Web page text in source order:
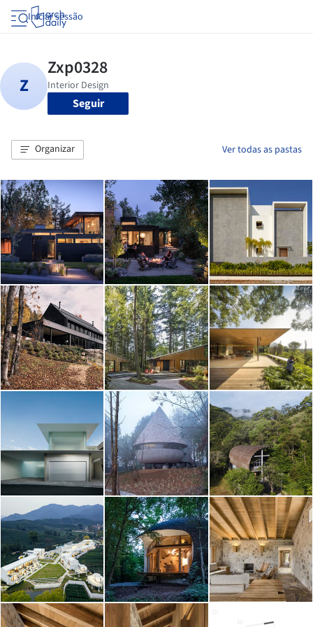
Iniciar sessão
Seguir
Organizar Ver todas as pastas